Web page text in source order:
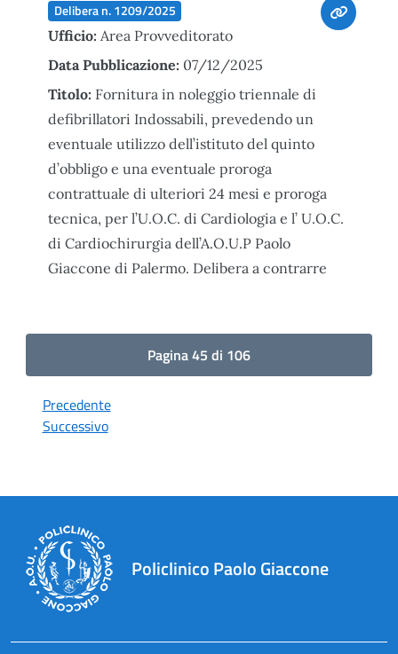
Delibera n. 1209/2025
Ufficio: Area Provveditorato
Data Pubblicazione: 07/12/2025
Titolo: Fornitura in noleggio triennale di
defibrillatori Indossabili, prevedendo un
eventuale utilizzo dell’istituto del quinto
d’obbligo e una eventuale proroga
contrattuale di ulteriori 24 mesi e proroga
tecnica, per l’U.O.C. di Cardiologia e l’ U.O.C.
di Cardiochirurgia dell’A.O.U.P Paolo
Giaccone di Palermo. Delibera a contrarre
Pagina 45 di 106
Precedente
Successivo
Policlinico Paolo Giaccone